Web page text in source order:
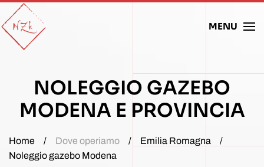
Skip to main content
MENU
NOLEGGIO GAZEBO
MODENA E PROVINCIA
Home Dove operiamo
Emilia Romagna
Noleggio gazebo Modena